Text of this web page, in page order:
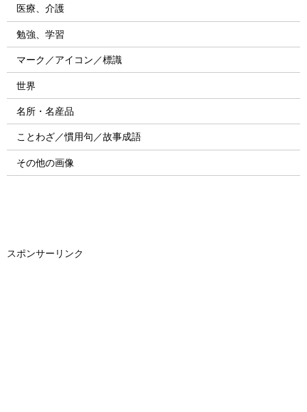
医療、介護
勉強、学習
マーク／アイコン／標識
世界
名所・名産品
ことわざ／慣用句／故事成語
その他の画像
スポンサーリンク